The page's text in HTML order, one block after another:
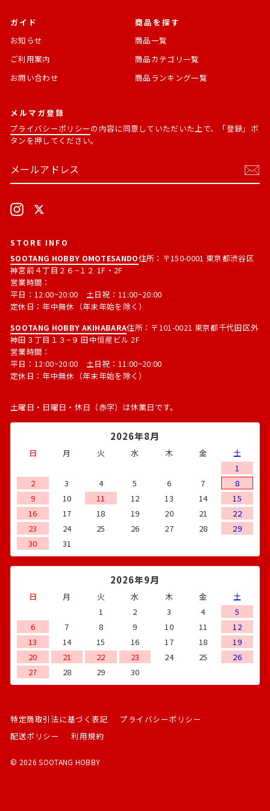
ガイド
お知らせ
ご利用案内
お問い合わせ
商品を探す
商品一覧
商品カテゴリ一覧
商品ランキング一覧
メルマガ登録
プライバシーポリシーの内容に同意していただいた上で、「登録」ボ
タンを押してください。
ー
レ
ス
読
Instagram
STORE INFO
SOOTANG HOBBY OMOTESANDO住所：〒150-0001 東京都渋谷区
神宮前４丁目２６−１２ 1F・2F
営業時間：
平日：12:00~20:00 土日祝：11:00~20:00
定休日：年中無休（年末年始を除く）
SOOTANG HOBBY AKIHABARA住所：〒101-0021 東京都千代田区外
神田３丁目１３−９ 田中恒産ビル 2F
営業時間：
平日：12:00~20:00 土日祝：11:00~20:00
定休日：年中無休（年末年始を除く）
土曜日・日曜日・休日（赤字）は休業日です。
2026年8月
日 月 火 水 木 金
土
1
2
3 4 5 6 7
8
9
10 11 12 13 14
15
16
17 18 19 20 21
22
23
24 25 26 27 28
29
30
31
2026年9月
日 月 火 水 木 金
土
1
2 3 4
5
6
7 8 9 10 11
12
13
14 15 16 17 18
19
20
21 22 23 24 25
26
27
28 29 30
© 2026 SOOTANG HOBBY
特定商取引法に基づく表記
プライバシーポリシー
配送ポリシー
利用規約